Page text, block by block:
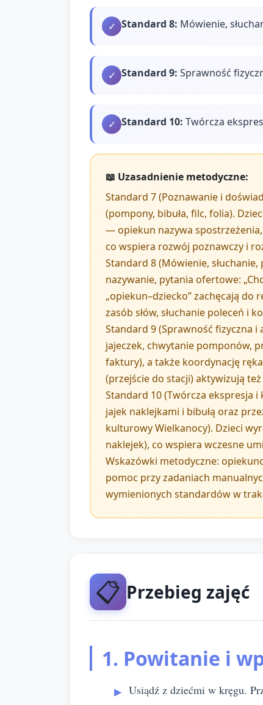
✓ Standard 8: Mówienie,
✓ Standard 9: Sprawność
✓ Standard 10: Twórcza
📖 Uzasadnienie metodyczne:
Standard 7 (Poznawanie i
(pompony, bibuła, filc, folia).
— opiekun nazywa
co wspiera rozwój poznawczy i
Standard 8 (Mówienie,
nazywanie, pytania ofertowe:
„opiekun–dziecko” zachęcają
zasób słów, słuchanie poleceń i
Standard 9 (Sprawność fizyczna
jajeczek, chwytanie pomponów,
faktury), a także koordynację
(przejście do stacji) aktywizują
Standard 10 (Twórcza ekspresja
jajek naklejkami i bibułą oraz
kulturowy Wielkanocy). Dzieci
naklejek), co wspiera wczesne
Wskazówki metodyczne:
pomoc przy zadaniach
wymienionych standardów w
📋 Przebieg zajęć
1. Powitanie i
Usiądź z dziećmi w kręgu.